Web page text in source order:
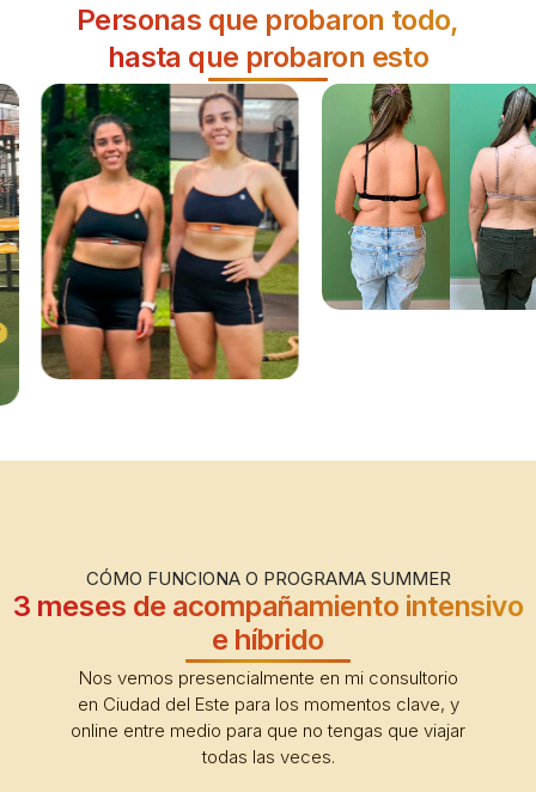
Personas que probaron todo,
hasta que probaron esto
CÓMO FUNCIONA O PROGRAMA SUMMER
3 meses de acompañamiento intensivo
e híbrido
Nos vemos presencialmente en mi consultorio
en Ciudad del Este para los momentos clave, y
online entre medio para que no tengas que viajar
todas las veces.